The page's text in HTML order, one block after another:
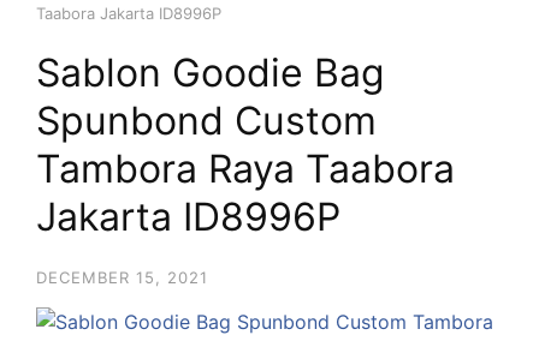
Taabora Jakarta ID8996P
Sablon Goodie Bag
Spunbond Custom
Tambora Raya Taabora
Jakarta ID8996P
DECEMBER 15, 2021